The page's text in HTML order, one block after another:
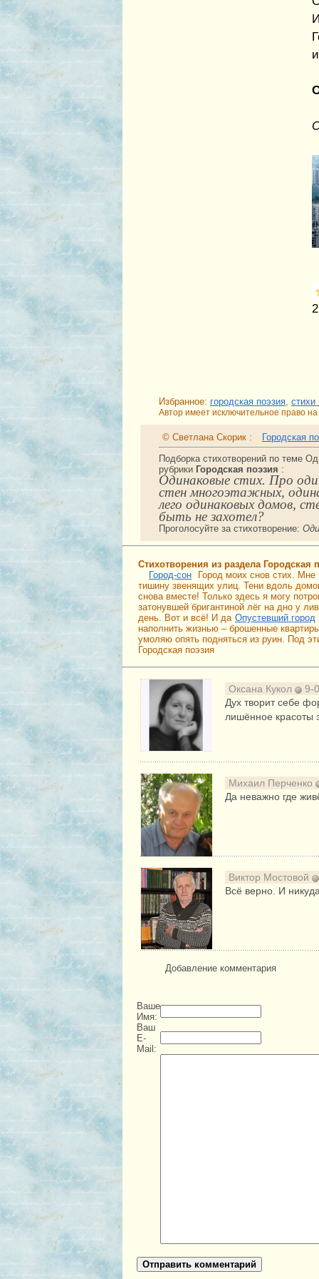
2
Избранное: городская поэзия, стихи
Автор имеет исключительное право
© Светлана Скорик :
Городская
Подборка стихотворений по теме
рубрики Городская поэзия :
Одинаковые стих. Про
стен многоэтажных,
лего одинаковых домов,
быть не захотел?
Проголосуйте за стихотворение:
Стихотворения из раздела Городская
Город-сон
Город моих снов стих. Мне
тишину звенящих улиц. Тени вдоль
снова вместе! Только здесь я могу
затонувшей бригантиной лёг на дно у
день. Вот и всё! И да Опустевший город
наполнить жизнью – брошенные
умоляю опять подняться из руин. Под
Городская поэзия
Оксана Кукол
9-
Дух творит себе
лишённое красоты
Михаил Перченко
Да неважно где
Виктор Мостовой
Всё верно. И
Добавление комментария
Ваше
Имя:
Ваш
E-
Mail:
Отправить комментарий